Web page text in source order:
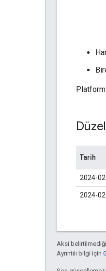
Platform
Tarih
2024-
2024-
Aksi
Ayrıntılı bilgi için